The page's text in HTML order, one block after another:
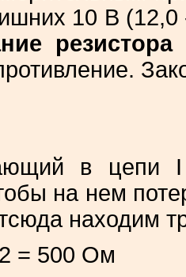
10 В
резистора
в
на нем
находим
= 500 Ом